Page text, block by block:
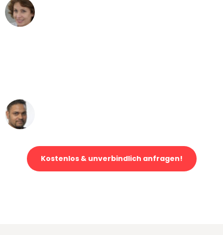
Kostenlos & unverbindlich anfragen!